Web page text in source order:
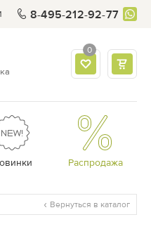
8-495-212-92-77
0
Распродажа
Вернуться в каталог